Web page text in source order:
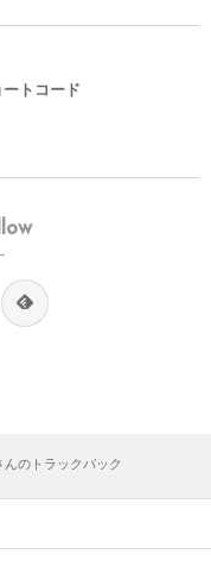
トコード
んのトラックバック